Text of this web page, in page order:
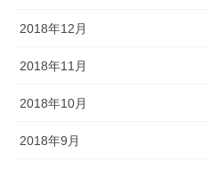
2018年12月
2018年11月
2018年10月
2018年9月